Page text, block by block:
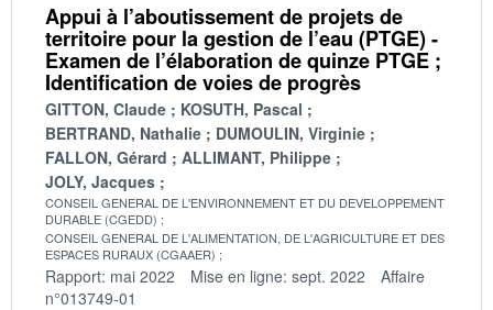
Appui à l’aboutissement de projets de
territoire pour la gestion de l’eau (PTGE) -
Examen de l’élaboration de quinze PTGE ;
Identification de voies de progrès
GITTON, Claude
KOSUTH, Pascal
BERTRAND, Nathalie
DUMOULIN, Virginie
FALLON, Gérard
ALLIMANT, Philippe
JOLY, Jacques
CONSEIL GENERAL DE L'ENVIRONNEMENT ET DU DEVELOPPEMENT
DURABLE (CGEDD)
CONSEIL GENERAL DE L'ALIMENTATION, DE L'AGRICULTURE ET DES
ESPACES RURAUX (CGAAER)
Rapport: mai 2022 Mise en ligne: sept. 2022
Affaire
n°013749-01